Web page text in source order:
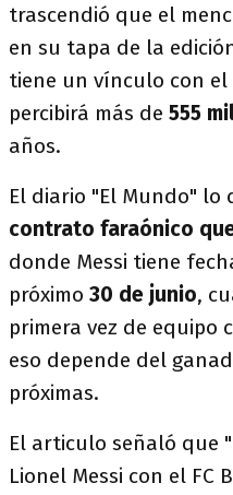
trascendió que el
en su tapa de la
tiene un vínculo con
percibirá más de 555
años.
El diario "El Mundo" lo
contrato faraónico
donde Messi tiene
próximo 30 de junio,
primera vez de equipo
eso depende del
próximas.
El articulo señaló que
Lionel Messi con el FC